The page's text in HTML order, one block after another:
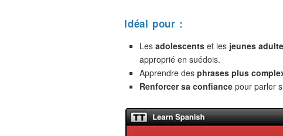
Idéal pour :
Les adolescents et les jeunes
approprié en suédois.
Apprendre des phrases plus
Renforcer sa confiance pour parler